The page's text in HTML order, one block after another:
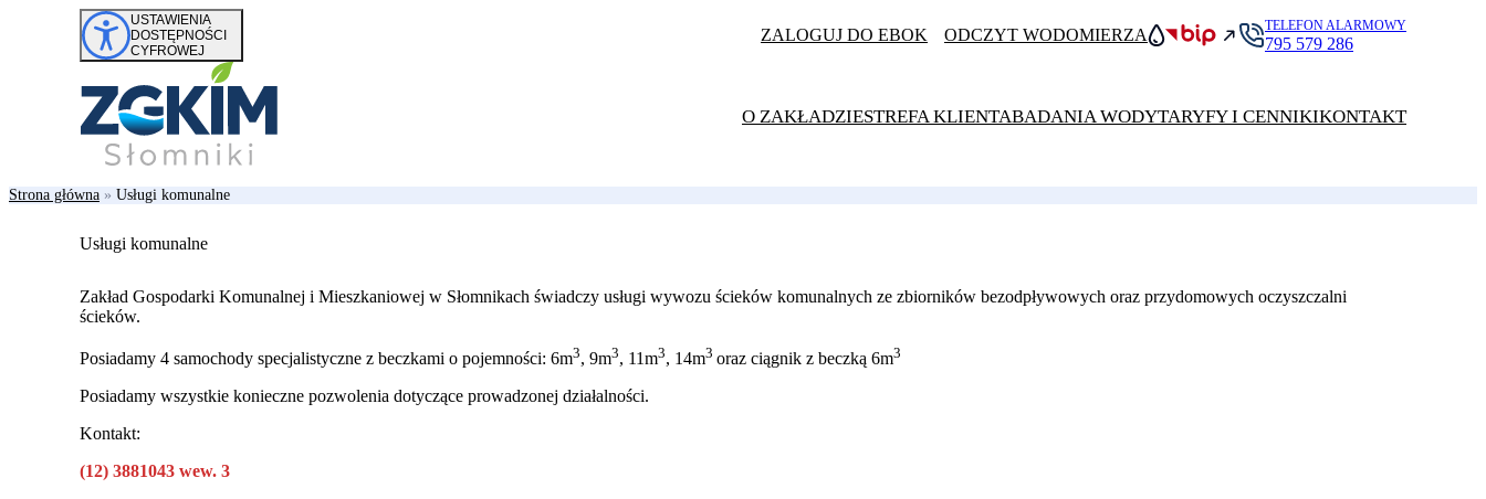
Przejdź do treści USTAWIENIA
DOSTĘPNOŚCI
CYFROWEJ
ZALOGUJ DO EBOK ODCZYT WODOMIERZA
TELEFON ALARMOWY
795 579 286
O ZAKŁADZIESTREFA KLIENTABADANIA WODYTARYFY I CENNIKIKONTAKT
Strona główna » Usługi komunalne
Usługi komunalne
Zakład Gospodarki Komunalnej i Mieszkaniowej w Słomnikach świadczy usługi wywozu ścieków komunalnych ze zbiorników bezodpływowych oraz przydomowych oczyszczalni
ścieków.
Posiadamy 4 samochody specjalistyczne z beczkami o pojemności: 6m3, 9m3, 11m3, 14m3 oraz ciągnik z beczką 6m3
Posiadamy wszystkie konieczne pozwolenia dotyczące prowadzonej działalności.
Kontakt:
(12) 3881043 wew. 3